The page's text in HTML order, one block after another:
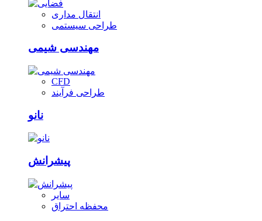
انتقال مداری
طراحی سیستمی
مهندسی شیمی
CFD
طراحی فرآیند
نانو
پیشرانش
سایر
محفظه احتراق